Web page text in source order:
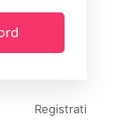
Registrati